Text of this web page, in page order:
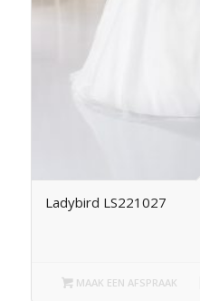
Ladybird LS221027
MAAK EEN AFSPRAAK